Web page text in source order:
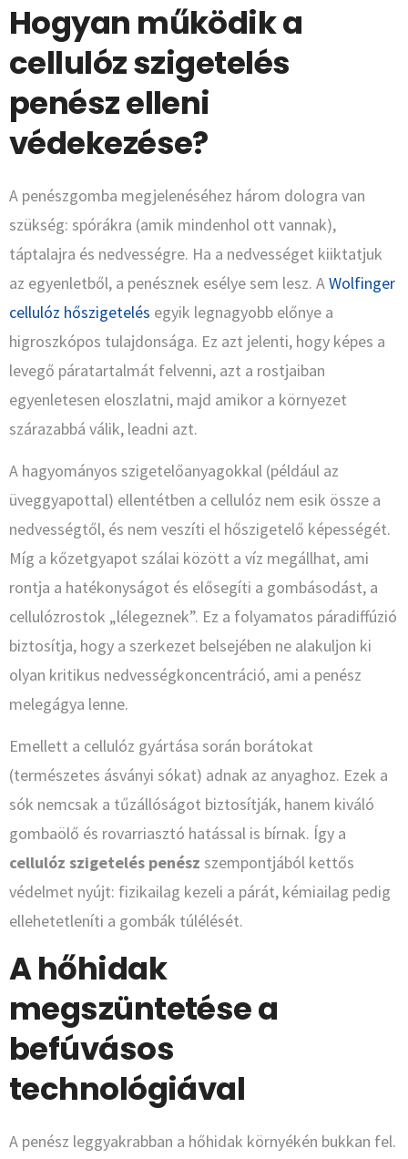
Hogyan működik a
cellulóz szigetelés
penész elleni
védekezése?
A penészgomba megjelenéséhez három dologra van
szükség: spórákra (amik mindenhol ott vannak),
táptalajra és nedvességre. Ha a nedvességet kiiktatjuk
az egyenletből, a penésznek esélye sem lesz. AWolfinger
cellulóz hőszigetelés egyik legnagyobb előnye a
higroszkópos tulajdonsága. Ez azt jelenti, hogy képes a
levegő páratartalmát felvenni, azt a rostjaiban
egyenletesen eloszlatni, majd amikor a környezet
szárazabbá válik, leadni azt.
A hagyományos szigetelőanyagokkal (például az
üveggyapottal) ellentétben a cellulóz nem esik össze a
nedvességtől, és nem veszíti el hőszigetelő képességét.
Míg a kőzetgyapot szálai között a víz megállhat, ami
rontja a hatékonyságot és elősegíti a gombásodást, a
cellulózrostok „lélegeznek”. Ez a folyamatos páradiffúzió
biztosítja, hogy a szerkezet belsejében ne alakuljon ki
olyan kritikus nedvességkoncentráció, ami a penész
melegágya lenne.
Emellett a cellulóz gyártása során borátokat
(természetes ásványi sókat) adnak az anyaghoz. Ezek a
sók nemcsak a tűzállóságot biztosítják, hanem kiváló
gombaölő és rovarriasztó hatással is bírnak. Így a
cellulóz szigetelés penész szempontjából kettős
védelmet nyújt: fizikailag kezeli a párát, kémiailag pedig
ellehetetleníti a gombák túlélését.
A hőhidak
megszüntetése a
befúvásos
technológiával
A penész leggyakrabban a hőhidak környékén bukkan fel.